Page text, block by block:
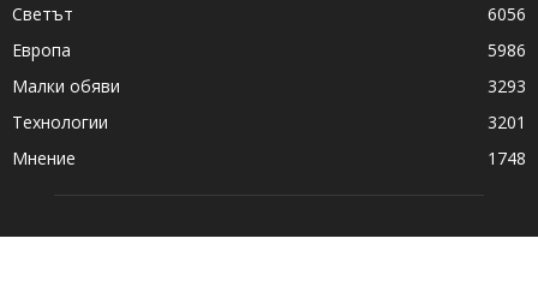
Светът
6056
Европа
5986
Малки обяви
3293
Технологии
3201
Мнение
1748